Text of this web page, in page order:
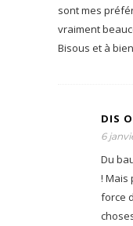
sont mes
vraiment
Bisous et à
DIS
6
Du
! Mais
force